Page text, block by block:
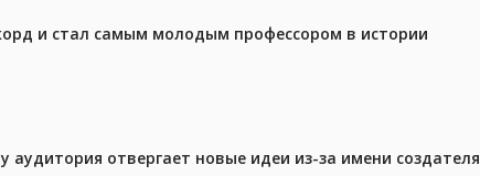
и стал самым молодым профессором в истории
отвергает новые идеи из-за имени создателя